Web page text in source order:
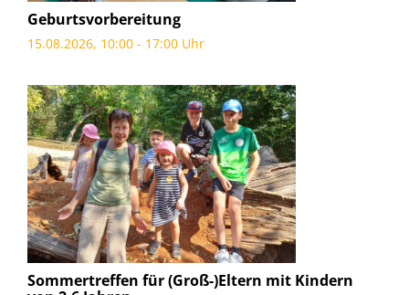
Geburtsvorbereitung
15.08.2026, 10:00 - 17:00 Uhr
Sommertreffen für (Groß-)Eltern mit Kindern